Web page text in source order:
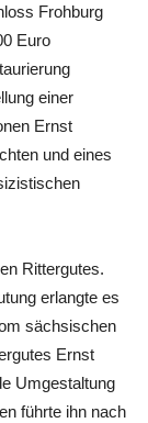
Frohburg
Euro
einer
Ernst
und eines
Rittergutes.
erlangte es
sächsischen
Ernst
Umgestaltung
führte ihn nach